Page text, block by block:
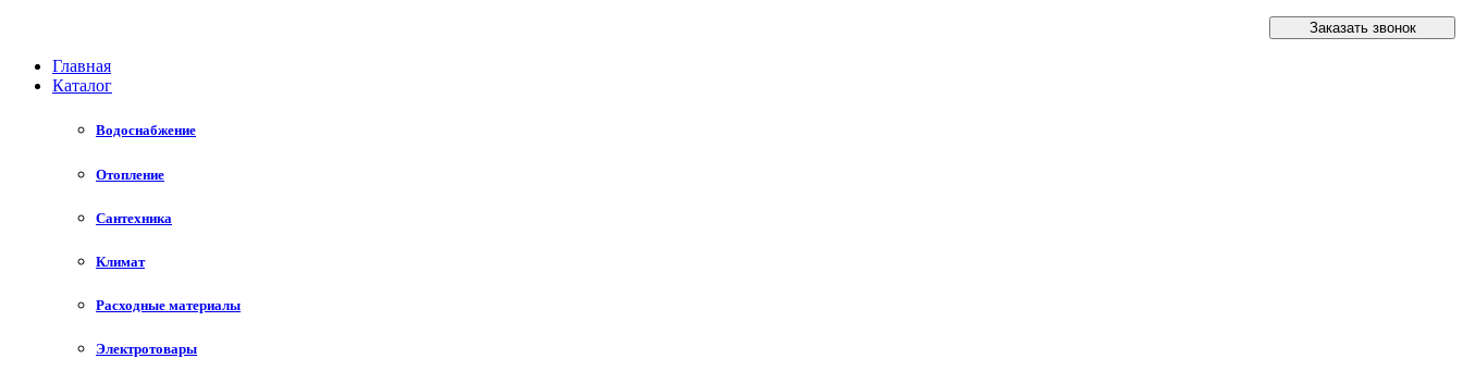
Заказать звонок
Главная
Каталог
Водоснабжение
Отопление
Сантехника
Климат
Расходные материалы
Электротовары